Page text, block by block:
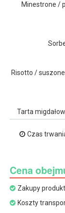
Minestrone /
Risotto /
Tarta
Czas
Cena
Zakupy
Koszty